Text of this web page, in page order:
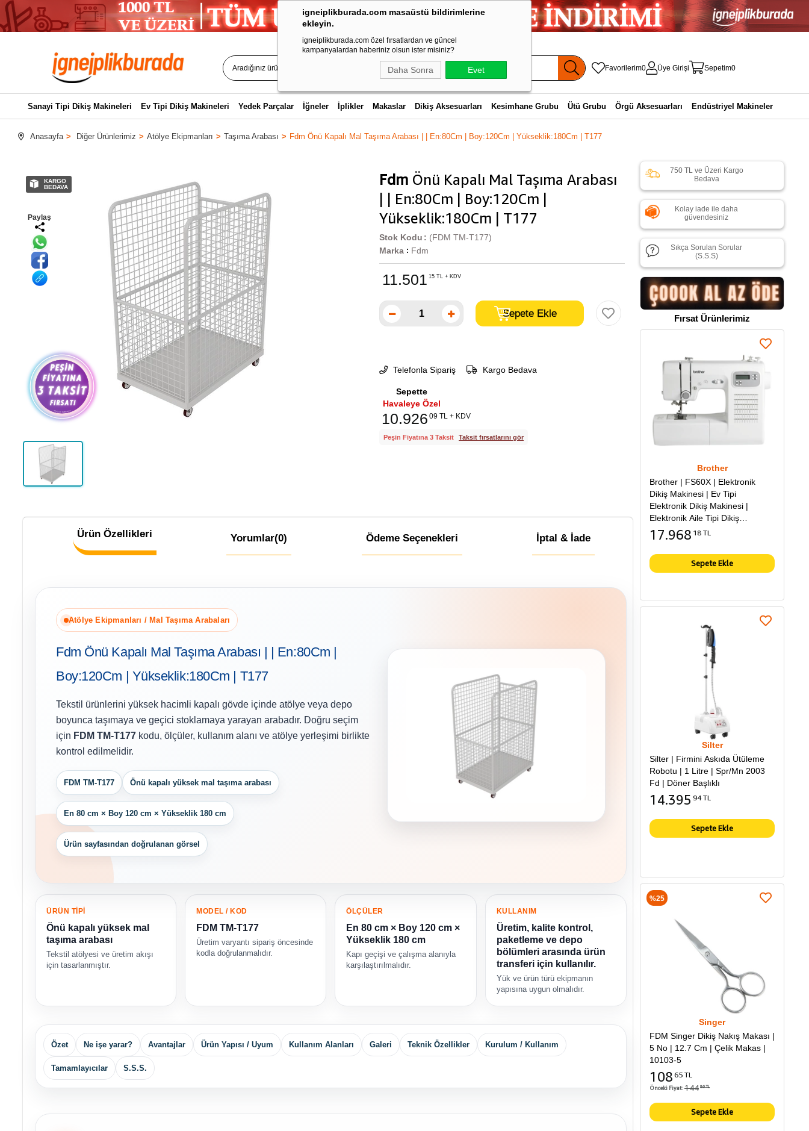
igneiplikburada.com masaüstü bildirimlerine
ekleyin.
igneiplikburada.com özel fırsatlardan ve güncel
kampanyalardan haberiniz olsun ister misiniz?
Daha Sonra Evet Favorilerim0 Üye Girişi Sepetim0
Sanayi Tipi Dikiş Makineleri Ev Tipi Dikiş Makineleri Yedek Parçalar İğneler İplikler Makaslar Dikiş Aksesuarları Kesimhane Grubu Ütü Grubu Örgü Aksesuarları Endüstriyel Makineler
Anasayfa Diğer Ürünlerimiz Atölye Ekipmanları Taşıma Arabası Fdm Önü Kapalı Mal Taşıma Arabası | | En:80Cm | Boy:120Cm | Yükseklik:180Cm | T177
KARGO
BEDAVA
Paylaş
Fdm Önü Kapalı Mal Taşıma Arabası
| | En:80Cm | Boy:120Cm |
Yükseklik:180Cm | T177
(FDM TM-T177)
Stok Kodu
Marka : Fdm
11.501 15 TL + KDV
Telefonla Sipariş Kargo Bedava
Sepette
Havaleye Özel
10.926 09 TL + KDV
Peşin Fiyatına 3 Taksit Taksit fırsatlarını gör
Ürün Özellikleri Yorumlar(0) Ödeme Seçenekleri İptal & İade
Atölye Ekipmanları / Mal Taşıma Arabaları
Fdm Önü Kapalı Mal Taşıma Arabası | | En:80Cm |
Boy:120Cm | Yükseklik:180Cm | T177
Tekstil ürünlerini yüksek hacimli kapalı gövde içinde atölye veya depo
boyunca taşımaya ve geçici stoklamaya yarayan arabadır. Doğru seçim
için FDM TM-T177 kodu, ölçüler, kullanım alanı ve atölye yerleşimi birlikte
kontrol edilmelidir.
FDM TM-T177 Önü kapalı yüksek mal taşıma arabası
En 80 cm × Boy 120 cm × Yükseklik 180 cm
Ürün sayfasından doğrulanan görsel
ÜRÜN TİPİ
Önü kapalı yüksek mal
taşıma arabası
Tekstil atölyesi ve üretim akışı
için tasarlanmıştır.
MODEL / KOD
FDM TM-T177
Üretim varyantı sipariş öncesinde
kodla doğrulanmalıdır.
ÖLÇÜLER
En 80 cm × Boy 120 cm ×
Yükseklik 180 cm
Kapı geçişi ve çalışma alanıyla
karşılaştırılmalıdır.
KULLANIM
Üretim, kalite kontrol,
paketleme ve depo
bölümleri arasında ürün
transferi için kullanılır.
Yük ve ürün türü ekipmanın
yapısına uygun olmalıdır.
Özet Ne işe yarar? Avantajlar Ürün Yapısı / Uyum Kullanım Alanları Galeri Teknik Özellikler Kurulum / Kullanım
Tamamlayıcılar S.S.S.
750 TL ve Üzeri Kargo
Bedava
Kolay iade ile daha
güvendesiniz
Sıkça Sorulan Sorular
(S.S.S)
Fırsat Ürünlerimiz
Brother
Brother | FS60X | Elektronik
Dikiş Makinesi | Ev Tipi
Elektronik Dikiş Makinesi |
Elektronik Aile Tipi Dikiş
Makinesi
17.968 18 TL
Sepete Ekle
Silter
Silter | Firmini Askıda Ütüleme
Robotu | 1 Litre | Spr/Mn 2003
Fd | Döner Başlıklı
14.395 94 TL
Sepete Ekle
Singer
FDM Singer Dikiş Nakış Makası |
5 No | 12.7 Cm | Çelik Makas |
10103-5
108 65 TL
Önceki Fiyat:144 86 TL
Sepete Ekle
%25